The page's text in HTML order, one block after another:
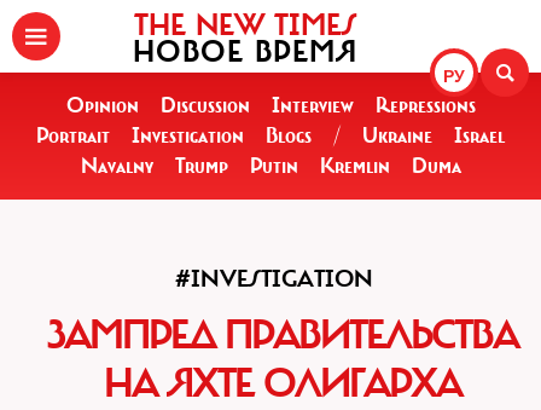
РУ
THE NEW TIMES
НОВОЕ ВРЕМЯ
Opinion Discussion Interview
Repressions
Portrait
Investigation Blogs / Ukraine
Israel
Navalny
Trump Putin Kremlin Duma
#INVESTIGATION
ЗАМПРЕД ПРАВИТЕЛЬСТВА
НА ЯХТЕ ОЛИГАРХА